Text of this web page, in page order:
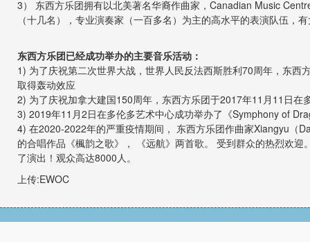
3） 东西方乐团拥有以北美著名华裔作曲家，Canadian Music
（十几名），专业演奏家（一百多名）为主的高水平的表演队伍
东西方乐团已经成功举办的主要音乐活动：
1) 为了庆祝第二次世界大战，世界人民反法西斯胜利70周年，东
取得轰动效应
2) 为了庆祝加拿大建国150周年，东西方乐团于2017年11月11日
3) 2019年11月2日在多伦多艺术中心成功举办了《Symphony of
4) 在2020-2022年的严重疫情期间， 东西方乐团作曲家Xiangyu（
的合唱作品《楓韵之歌》， 《远航》两首歌。 受到群众的热烈欢
了演出！观众高达8000人。
上传:EWOC